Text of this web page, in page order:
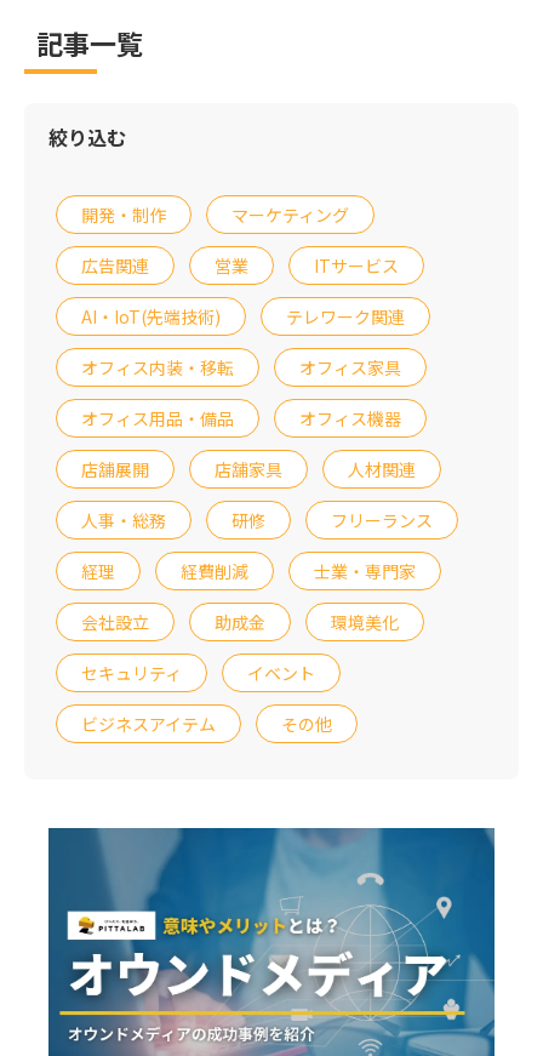
記事一覧
絞り込む
開発・制作 マーケティング
広告関連 営業 ITサービス
AI・IoT(先端技術) テレワーク関連
オフィス内装・移転 オフィス家具
オフィス用品・備品 オフィス機器
店舗展開 店舗家具 人材関連
人事・総務 研修 フリーランス
経理 経費削減 士業・専門家
会社設立 助成金 環境美化
セキュリティ イベント
ビジネスアイテム その他